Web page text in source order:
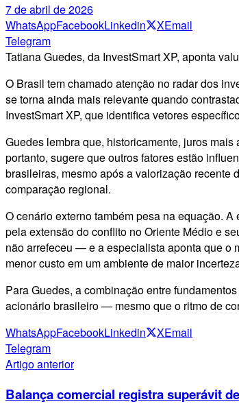
7 de abril de 2026
WhatsAppFacebookLinkedin XEmail
Telegram
Tatiana Guedes, da InvestSmart XP, aponta
O Brasil tem chamado atenção no radar dos
se torna ainda mais relevante quando
InvestSmart XP, que identifica vetores
Guedes lembra que, historicamente, juros
portanto, sugere que outros fatores estão
brasileiras, mesmo após a valorização
comparação regional.
O cenário externo também pesa na equação.
pela extensão do conflito no Oriente Médio e
não arrefeceu — e a especialista aponta que o
menor custo em um ambiente de maior
Para Guedes, a combinação entre
acionário brasileiro — mesmo que o ritmo de
WhatsAppFacebookLinkedin XEmail
Telegram
Artigo anterior
Balança comercial registra superávit